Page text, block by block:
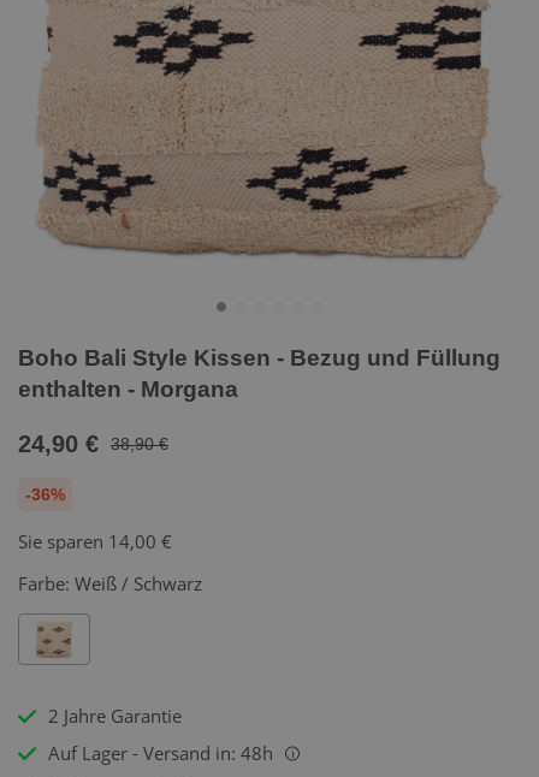
Boho Bali Style Kissen - Bezug und Füllung
enthalten - Morgana
24,90 € 38,90 €
-36%
Sie sparen 14,00 €
Farbe: Weiß / Schwarz
2 Jahre Garantie
Auf Lager - Versand in: 48h
i